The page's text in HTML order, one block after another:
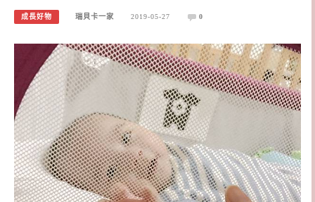
成長好物 瑞貝卡一家 2019-05-27 0